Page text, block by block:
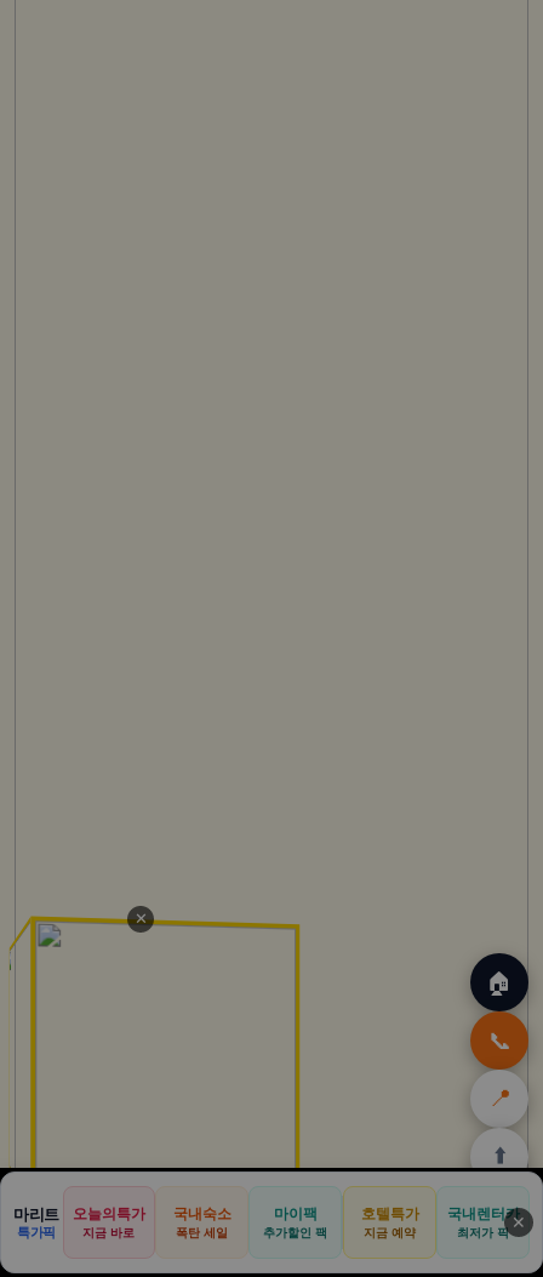
🏠
📞
📍
⬆️
🏠
홈
닷컴
🛡️
여행
보험
🛒
테무
쿠폰
🎁
아마존
할인
✕
마리트
특가픽
오늘의특가
지금 바로
국내숙소
폭탄 세일
마이팩
추가할인 팩
호텔특가
지금 예약
국내렌터카
최저가 픽 ✕